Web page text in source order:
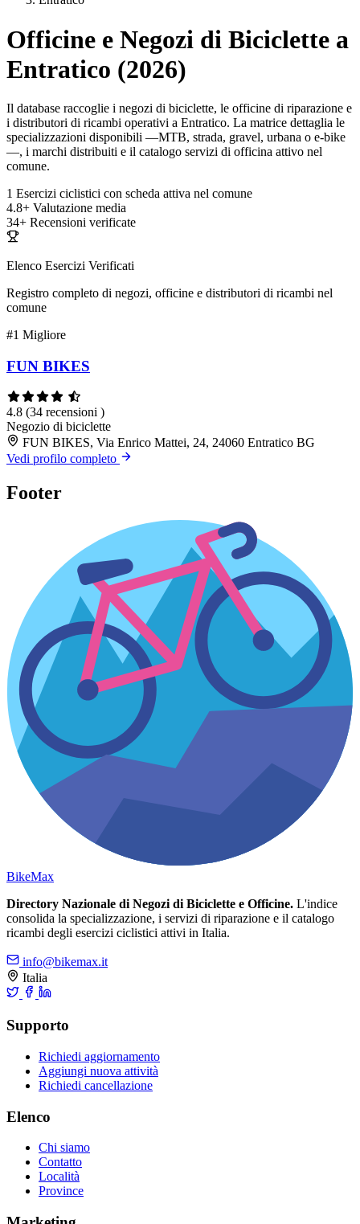
Officine e Negozi di Biciclette a
Entratico (2026)
Il database raccoglie i negozi di biciclette, le officine di riparazione e
i distributori di ricambi operativi a Entratico. La matrice dettaglia le
specializzazioni disponibili —MTB, strada, gravel, urbana o e-bike
—, i marchi distribuiti e il catalogo servizi di officina attivo nel
comune.
1 Esercizi ciclistici con scheda attiva nel comune
4.8+ Valutazione media
34+ Recensioni verificate
Elenco Esercizi Verificati
Registro completo di negozi, officine e distributori di ricambi nel
comune
#1 Migliore
FUN BIKES
4.8 (34 recensioni )
Negozio di biciclette
FUN BIKES, Via Enrico Mattei, 24, 24060 Entratico BG
Vedi profilo completo
Footer
BikeMax
Directory Nazionale di Negozi di Biciclette e Officine. L'indice
consolida la specializzazione, i servizi di riparazione e il catalogo
ricambi degli esercizi ciclistici attivi in Italia.
info@bikemax.it
Italia
Supporto
Richiedi aggiornamento
Aggiungi nuova attività
Richiedi cancellazione
Elenco
Chi siamo
Contatto
Località
Province